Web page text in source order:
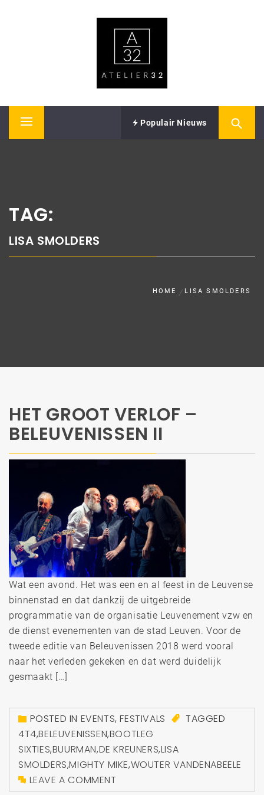
Primary
Populair Nieuws
TAG:
LISA SMOLDERS
HOME LISA SMOLDERS
HET GROOT VERLOF –
BELEUVENISSEN II
Wat een avond. Het was een en al feest in de Leuvense
binnenstad en dat dankzij de uitgebreide
programmatie van de organisatie Leuvenement vzw en
de dienst evenementen van de stad Leuven. Voor de
tweede editie van Beleuvenissen 2018 werd vooral
naar het verleden gekeken en dat werd duidelijk
gesmaakt […]
POSTED IN EVENTS,FESTIVALS
TAGGED
4T4,BELEUVENISSEN,BOOTLEG
SIXTIES,BUURMAN,DE KREUNERS,LISA
SMOLDERS,MIGHTY MIKE,WOUTER VANDENABEELE
LEAVE A COMMENT